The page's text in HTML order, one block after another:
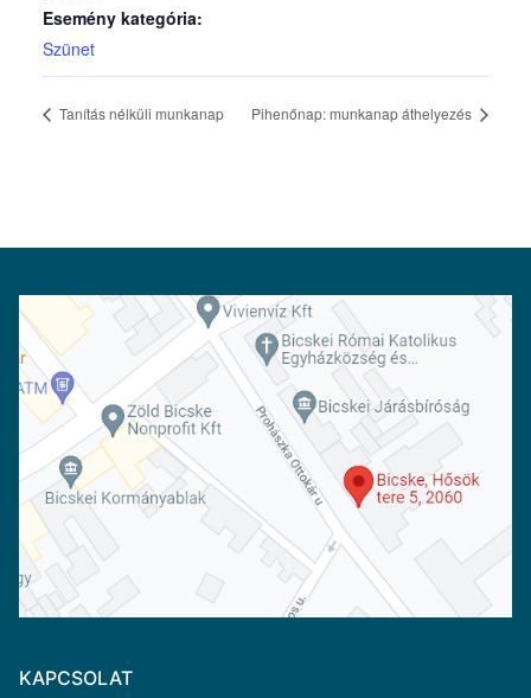
Esemény kategória:
Szünet
Tanítás nélküli munkanap Pihenőnap: munkanap áthelyezés
KAPCSOLAT